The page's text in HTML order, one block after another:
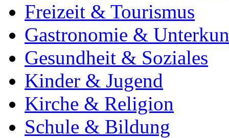
Freizeit & Tourismus
Gastronomie &
Gesundheit & Soziales
Kinder & Jugend
Kirche & Religion
Schule & Bildung